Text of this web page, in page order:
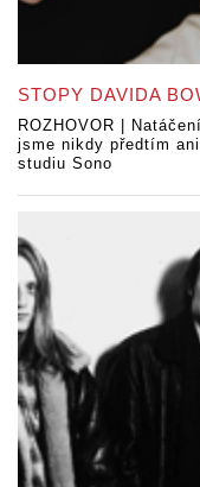
STOPY DAVIDA
ROZHOVOR |
jsme nikdy předtím
studiu Sono